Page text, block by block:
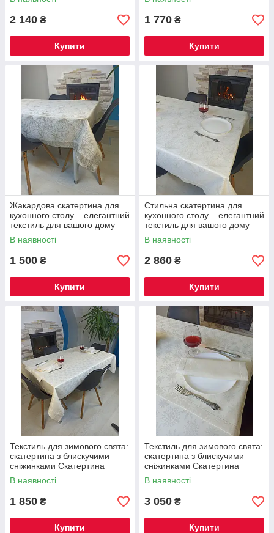
серветок
2 140 ₴
Купити
1 770 ₴
Купити
Жакардова скатертина для
кухонного столу – елегантний
текстиль для вашого дому
240х144 см
В наявності
1 500 ₴
Купити
Стильна скатертина для
кухонного столу – елегантний
текстиль для вашого дому
Скатертина 240х144 см + 8
серветок
В наявності
2 860 ₴
Купити
Текстиль для зимового свята:
скатертина з блискучими
сніжинками Скатертина
240х144 см + доріжка
180х40см + 8 серветок
В наявності
1 850 ₴
Купити
Текстиль для зимового свята:
скатертина з блискучими
сніжинками Скатертина
300х144 см + 8 серветок
В наявності
3 050 ₴
Купити